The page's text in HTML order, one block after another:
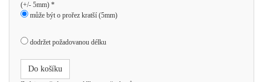
(+/- 5mm) *
může být o prořez kratší (5mm)
dodržet požadovanou délku
Do košíku